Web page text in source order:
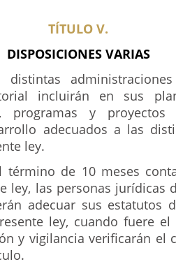
TÍTULO V.
DISPOSICIONES VARIAS
distintas
incluirán en sus
programas y
adecuados a las
ley.
término de 10 meses
ley, las personas jurídicas
adecuar sus estatutos
ley, cuando fuere el
y vigilancia verificarán el